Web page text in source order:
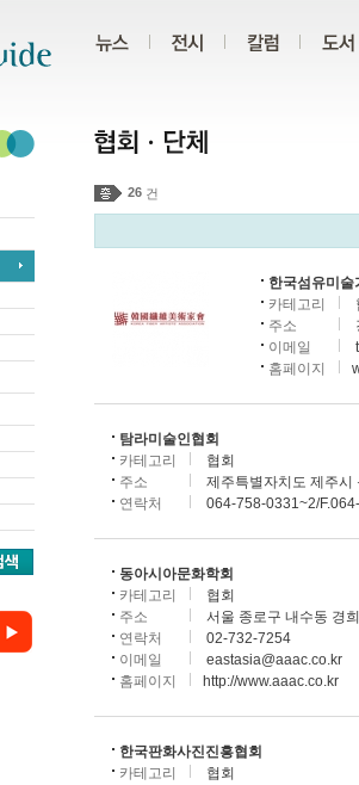
26 건
한국섬유미술
카테고리
주소
이메일
홈페이지
탐라미술인협회
카테고리
협회
주소
제주특별자치도 제주
연락처
064-758-0331~2/
동아시아문화학회
카테고리
협회
주소
서울 종로구 내수동 경
연락처
02-732-7254
이메일
eastasia@aaac.co.kr
홈페이지
http://www.aaac.co.kr
한국판화사진진흥협회
카테고리
협회